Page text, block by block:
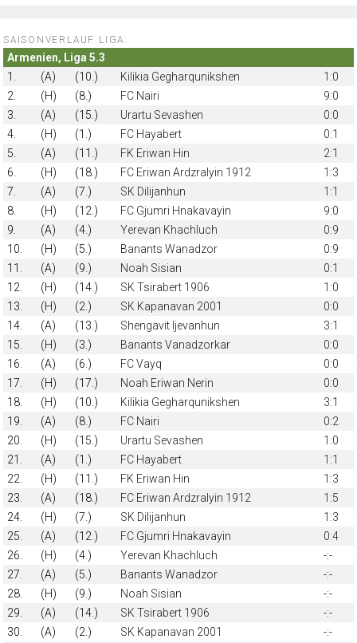
SAISONVERLAUF LIGA:
Armenien, Liga 5.3
1.
(A) (10.) Kilikia Gegharqunikshen
1:0
2.
(H) (8.) FC Nairi
9:0
3.
(A) (15.) Urartu Sevashen
0:0
4.
(H) (1.) FC Hayabert
0:1
5.
(A) (11.) FK Eriwan Hin
2:1
6.
(H) (18.) FC Eriwan Ardzralyin 1912
1:3
7.
(A) (7.) SK Dilijanhun
1:1
8.
(H) (12.) FC Gjumri Hnakavayin
9:0
9.
(A) (4.) Yerevan Khachluch
0:9
10.
(H) (5.) Banants Wanadzor
0:9
11.
(A) (9.) Noah Sisian
0:1
12.
(H) (14.) SK Tsirabert 1906
1:0
13.
(H) (2.) SK Kapanavan 2001
0:0
14.
(A) (13.) Shengavit Ijevanhun
3:1
15.
(H) (3.) Banants Vanadzorkar
0:0
16.
(A) (6.) FC Vayq
0:0
17.
(H) (17.) Noah Eriwan Nerin
0:0
18.
(H) (10.) Kilikia Gegharqunikshen
3:1
19.
(A) (8.) FC Nairi
0:2
20.
(H) (15.) Urartu Sevashen
1:0
21.
(A) (1.) FC Hayabert
1:1
22.
(H) (11.) FK Eriwan Hin
1:3
23.
(A) (18.) FC Eriwan Ardzralyin 1912
1:5
24.
(H) (7.) SK Dilijanhun
1:3
25.
(A) (12.) FC Gjumri Hnakavayin
0:4
26.
(H) (4.) Yerevan Khachluch
-:-
27.
(A) (5.) Banants Wanadzor
-:-
28.
(H) (9.) Noah Sisian
-:-
29.
(A) (14.) SK Tsirabert 1906
-:-
30.
(A) (2.) SK Kapanavan 2001
-:-